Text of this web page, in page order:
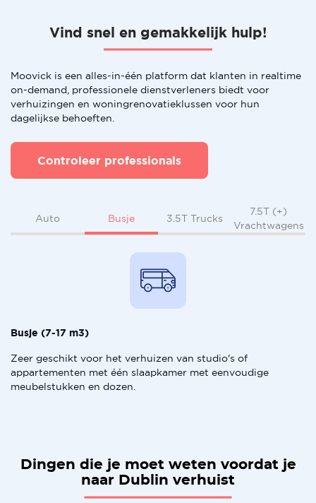
Vind snel en gemakkelijk hulp!
Moovick is een alles-in-één platform dat klanten in realtime
on-demand, professionele dienstverleners biedt voor
verhuizingen en woningrenovatieklussen voor hun
dagelijkse behoeften.
Controleer professionals
Auto Busje 3.5T Trucks
7.5T (+)
Vrachtwagens
Busje (7-17 m3)
Zeer geschikt voor het verhuizen van studio's of
appartementen met één slaapkamer met eenvoudige
meubelstukken en dozen.
Dingen die je moet weten voordat je
naar Dublin verhuist